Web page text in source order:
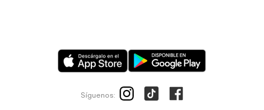
Síguenos: